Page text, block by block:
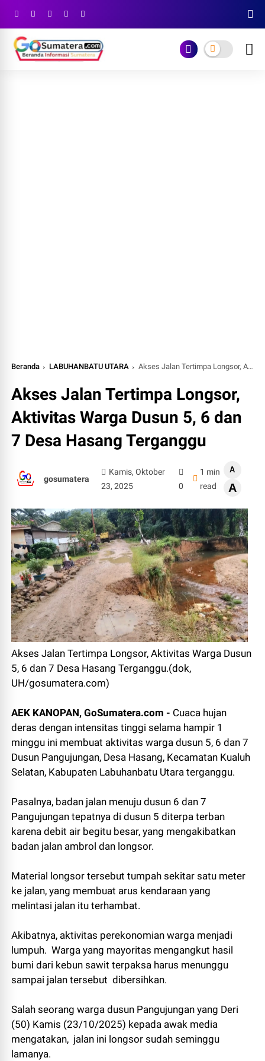
Beranda LABUHANBATU UTARA Akses Jalan Tertimpa Longsor, Aktivitas Warga Dusun 5, 6 dan 7 Desa Hasang Terganggu
Akses Jalan Tertimpa Longsor,
Aktivitas Warga Dusun 5, 6 dan
7 Desa Hasang Terganggu
gosumatera
Kamis, Oktober
23, 2025
0
1 min
read
A
A
Akses Jalan Tertimpa Longsor, Aktivitas Warga Dusun
5, 6 dan 7 Desa Hasang Terganggu.(dok,
UH/gosumatera.com)
AEK KANOPAN, GoSumatera.com - Cuaca hujan
deras dengan intensitas tinggi selama hampir 1
minggu ini membuat aktivitas warga dusun 5, 6 dan 7
Dusun Pangujungan, Desa Hasang, Kecamatan Kualuh
Selatan, Kabupaten Labuhanbatu Utara terganggu.
Pasalnya, badan jalan menuju dusun 6 dan 7
Pangujungan tepatnya di dusun 5 diterpa terban
karena debit air begitu besar, yang mengakibatkan
badan jalan ambrol dan longsor.
Material longsor tersebut tumpah sekitar satu meter
ke jalan, yang membuat arus kendaraan yang
melintasi jalan itu terhambat.
Akibatnya, aktivitas perekonomian warga menjadi
lumpuh. Warga yang mayoritas mengangkut hasil
bumi dari kebun sawit terpaksa harus menunggu
sampai jalan tersebut dibersihkan.
Salah seorang warga dusun Pangujungan yang Deri
(50) Kamis (23/10/2025) kepada awak media
mengatakan, jalan ini longsor sudah seminggu
lamanya.